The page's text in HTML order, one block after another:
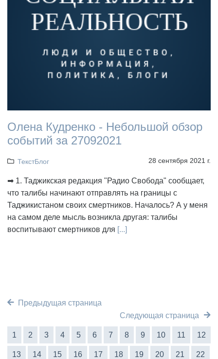
Олена Кудренко - Небольшой обзор
событий за 27092021
ТекстБлог 28 сентября 2021 г.
➡ 1. Таджикская редакция "Радио Свобода" сообщает,
что талибы начинают отправлять на границы с
Таджикистаном своих смертников. Началось? А у меня
на самом деле мысль возникла другая: талибы
воспитывают смертников для [...]
Предыдущая страница
Следующая страница
1 2 3 4 5 6 7 8 9 10 11 12
13 14 15 16 17 18 19 20 21 22